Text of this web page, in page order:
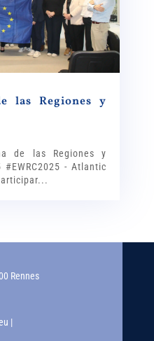
las Regiones y
de las Regiones y
- Atlantic
Rennes
|